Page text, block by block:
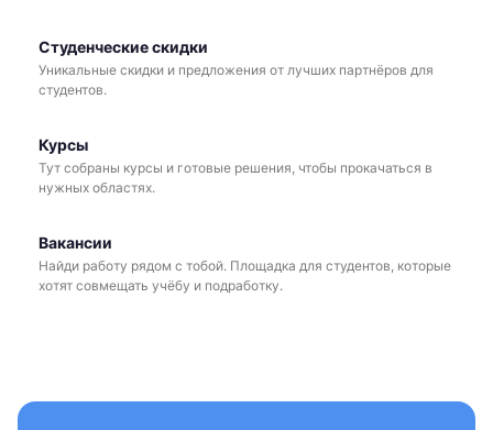
Студенческие скидки
Уникальные скидки и предложения от лучших партнёров для
студентов.
Курсы
Тут собраны курсы и готовые решения, чтобы прокачаться в
нужных областях.
Вакансии
Найди работу рядом с тобой. Площадка для студентов, которые
хотят совмещать учёбу и подработку.